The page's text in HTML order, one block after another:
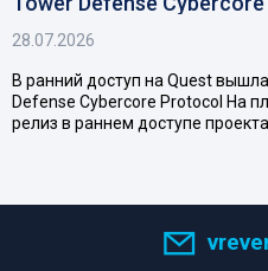
28.07.2026
В ранний доступ на Quest
Defense Cybercore Protocol На
релиз в раннем доступе